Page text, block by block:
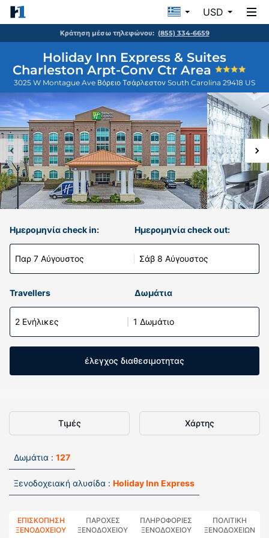
USD
Κράτηση μέσω τηλεφώνου: (855) 334-6659
Holiday Inn Express & Suites
Charleston Arpt-Conv Ctr Area
3025 W Montague Ave Βόρειο Τσάρλεστον South Carolina 29418 US
Ημερομηνία check in:
Παρ 7 Αύγουστος
Ημερομηνία check out:
Σάβ 8 Αύγουστος
Travellers Δωμάτια
2 Ενήλικες 1 Δωμάτιο
έλεγχος διαθεσιμοτητας
Τιμές Χάρτης
Δωμάτια : 127
Ξενοδοχειακή αλυσίδα : Holiday Inn Express
ΕΠΙΣΚΌΠΗΣΗ
ΞΕΝΟΔΟΧΕΊΟΥ
ΠΑΡΟΧΕΣ
ΞΕΝΟΔΟΧΕΙΟΥ
ΠΛΗΡΟΦΟΡΊΕΣ
ΞΕΝΟΔΟΧΕΊΟΥ
ΠΟΛΙΤΙΚΗ
ΞΕΝΟΔΟΧΕΊΩΝ